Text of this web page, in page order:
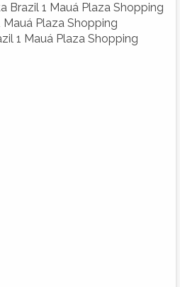
Brazil 1 Mauá Plaza Shopping
Mauá Plaza Shopping
1 Mauá Plaza Shopping